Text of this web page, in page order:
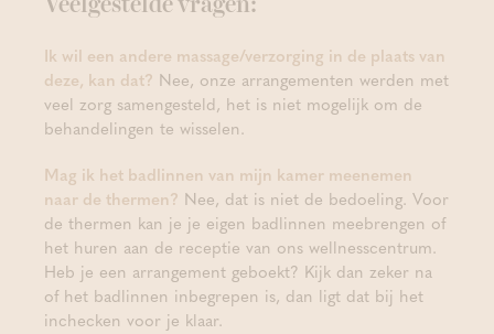
Veelgestelde vragen:
Ik wil een andere massage/verzorging in de plaats van
deze, kan dat? Nee, onze arrangementen werden met
veel zorg samengesteld, het is niet mogelijk om de
behandelingen te wisselen.
Mag ik het badlinnen van mijn kamer meenemen
naar de thermen? Nee, dat is niet de bedoeling. Voor
de thermen kan je je eigen badlinnen meebrengen of
het huren aan de receptie van ons wellnesscentrum.
Heb je een arrangement geboekt? Kijk dan zeker na
of het badlinnen inbegrepen is, dan ligt dat bij het
inchecken voor je klaar.